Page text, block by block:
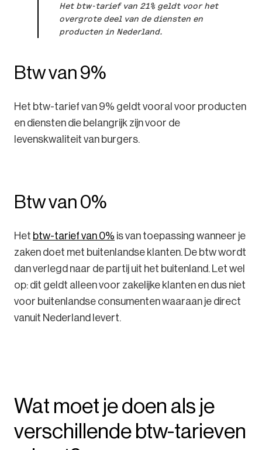
Het btw-tarief van 21% geldt voor het
overgrote deel van de diensten en
producten in Nederland.
Btw van 9%
Het btw-tarief van 9% geldt vooral voor producten
en diensten die belangrijk zijn voor de
levenskwaliteit van burgers.
Btw van 0%
Het btw-tarief van 0% is van toepassing wanneer je
zaken doet met buitenlandse klanten. De btw wordt
dan verlegd naar de partij uit het buitenland. Let wel
op: dit geldt alleen voor zakelijke klanten en dus niet
voor buitenlandse consumenten waaraan je direct
vanuit Nederland levert.
Wat moet je doen als je
verschillende btw-tarieven